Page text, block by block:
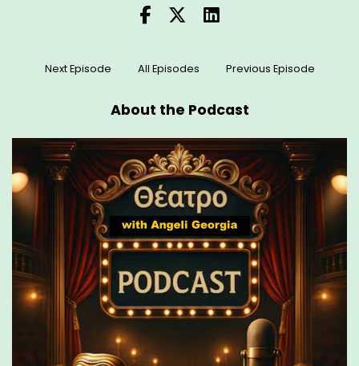
Next Episode All Episodes Previous Episode
About the Podcast